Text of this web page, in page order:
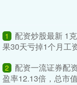
1
配资炒股最新 1
果30天亏掉1个月工
2
配资一流证券配
盈率12.13倍，总市